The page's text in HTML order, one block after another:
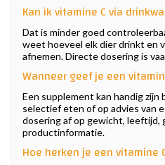
Kan ik vitamine C via
Dat is minder goed
weet hoeveel elk dier drinkt en
afnemen. Directe dosering is
Wanneer geef je een
Een supplement kan handig zijn
selectief eten of op advies van
dosering af op gewicht, leeftijd,
productinformatie.
Hoe herken je een vitamine